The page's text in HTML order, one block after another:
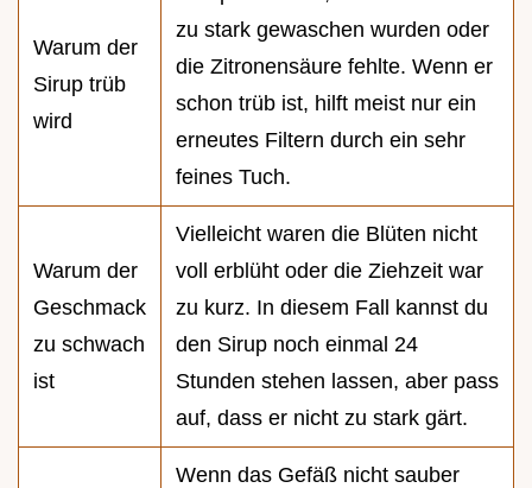
Warum der
Sirup trüb
wird
zu stark gewaschen wurden oder
die Zitronensäure fehlte. Wenn er
schon trüb ist, hilft meist nur ein
erneutes Filtern durch ein sehr
feines Tuch.
Warum der
Geschmack
zu schwach
ist
Vielleicht waren die Blüten nicht
voll erblüht oder die Ziehzeit war
zu kurz. In diesem Fall kannst du
den Sirup noch einmal 24
Stunden stehen lassen, aber pass
auf, dass er nicht zu stark gärt.
Wenn das Gefäß nicht sauber